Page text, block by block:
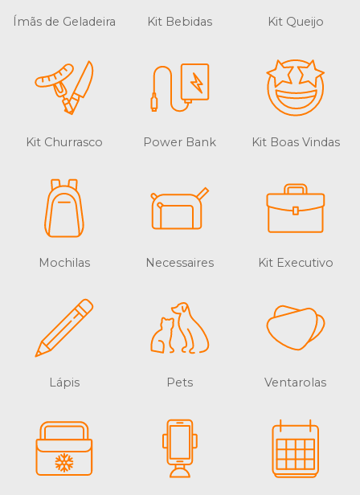
Ímãs de Geladeira Kit Bebidas Kit Queijo
Kit Churrasco Power Bank Kit Boas Vindas
Mochilas Necessaires Kit Executivo
Lápis Pets Ventarolas